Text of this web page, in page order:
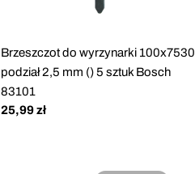
Brzeszczot do wyrzynarki 100x7530
podział 2,5 mm () 5 sztuk Bosch
83101
Cena
25,99 zł